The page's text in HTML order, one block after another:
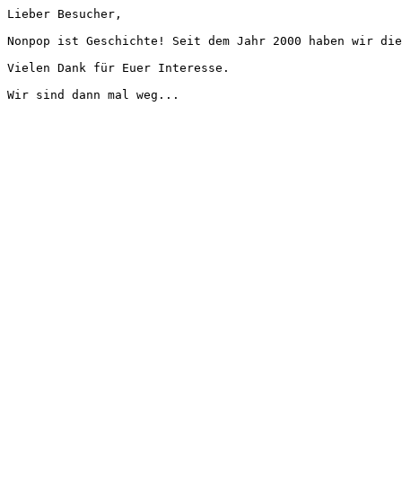
Lieber Besucher,
Nonpop ist Geschichte! Seit dem Jahr 2000 haben wir
Vielen Dank für Euer Interesse.
Wir sind dann mal weg...